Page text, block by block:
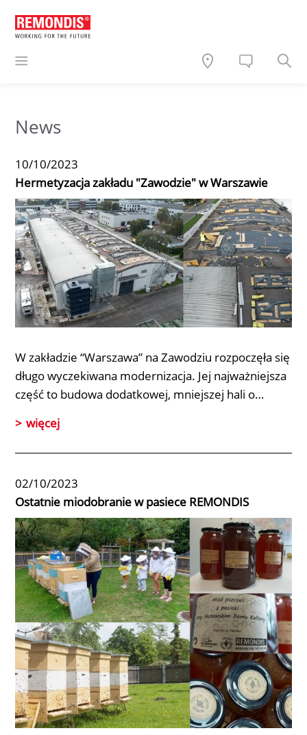
News
10/10/2023
Hermetyzacja zakładu "Zawodzie" w Warszawie
W zakładzie “Warszawa” na Zawodziu rozpoczęła się
długo wyczekiwana modernizacja. Jej najważniejsza
część to budowa dodatkowej, mniejszej hali o…
więcej
02/10/2023
Ostatnie miodobranie w pasiece REMONDIS